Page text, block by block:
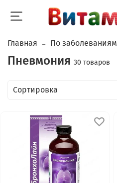
Главная По заболеваниям
Пневмония 30 товаров